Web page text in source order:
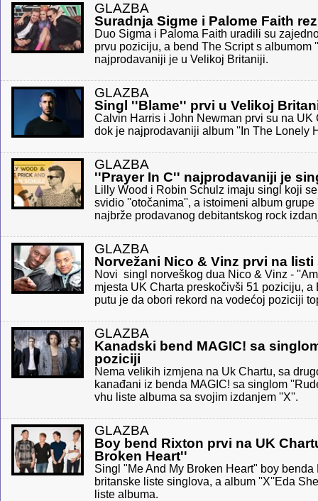
GLAZBA
Suradnja Sigme i Palome Faith
Duo Sigma i Paloma Faith uradili su
prvu poziciju, a bend The Script s albumom
najprodavaniji je u Velikoj Britaniji.
GLAZBA
Singl ''Blame'' prvi u Velikoj
Calvin Harris i John Newman prvi su na UK
dok je najprodavaniji album ''In The Lonely
GLAZBA
''Prayer In C'' najprodavaniji je
Lilly Wood i Robin Schulz imaju singl koji
svidio ''otočanima'', a istoimeni album
najbrže prodavanog debitantskog rock
GLAZBA
Norvežani Nico & Vinz prvi na
Novi singl norveškog dua Nico & Vinz -
mjesta UK Charta preskočivši 51 poziciju,
putu je da obori rekord na vodećoj poziciji
GLAZBA
Kanadski bend MAGIC! sa
poziciji
Nema velikih izmjena na Uk Chartu, sa
kanađani iz benda MAGIC! sa singlom
vhu liste albuma sa svojim izdanjem ''X''.
GLAZBA
Boy bend Rixton prvi na UK
Broken Heart''
Singl "Me And My Broken Heart" boy
britanske liste singlova, a album ''X''Eda
liste albuma.